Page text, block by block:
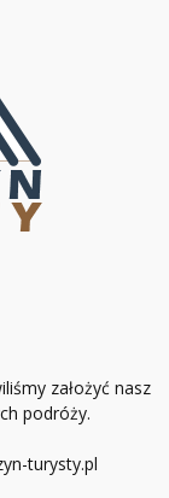
założyć nasz
podróży.
turysty.pl